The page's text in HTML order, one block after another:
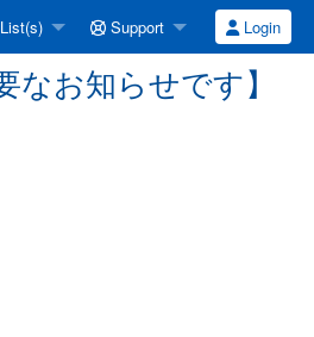
Support Login
お知らせです】